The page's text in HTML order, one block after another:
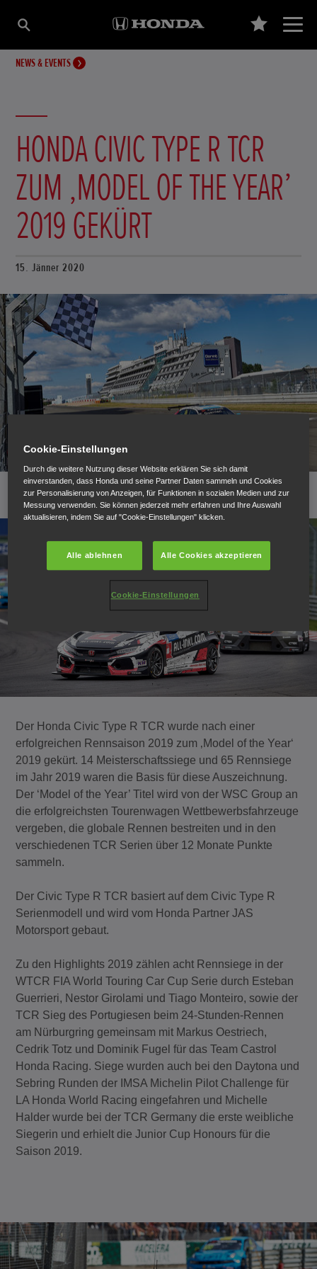
NEWS & EVENTS
HONDA CIVIC TYPE R TCR
ZUM ‚MODEL OF THE YEAR’
2019 GEKÜRT
15. Jänner 2020
Der Honda Civic Type R TCR wurde nach einer
erfolgreichen Rennsaison 2019 zum ‚Model of the Year‘
2019 gekürt. 14 Meisterschaftssiege und 65 Rennsiege
im Jahr 2019 waren die Basis für diese Auszeichnung.
Der ‘Model of the Year’ Titel wird von der WSC Group an
die erfolgreichsten Tourenwagen Wettbewerbsfahrzeuge
vergeben, die globale Rennen bestreiten und in den
verschiedenen TCR Serien über 12 Monate Punkte
sammeln.
Der Civic Type R TCR basiert auf dem Civic Type R
Serienmodell und wird vom Honda Partner JAS
Motorsport gebaut.
Zu den Highlights 2019 zählen acht Rennsiege in der
WTCR FIA World Touring Car Cup Serie durch Esteban
Guerrieri, Nestor Girolami und Tiago Monteiro, sowie der
TCR Sieg des Portugiesen beim 24-Stunden-Rennen
am Nürburgring gemeinsam mit Markus Oestriech,
Cedrik Totz und Dominik Fugel für das Team Castrol
Honda Racing. Siege wurden auch bei den Daytona und
Sebring Runden der IMSA Michelin Pilot Challenge für
LA Honda World Racing eingefahren und Michelle
Halder wurde bei der TCR Germany die erste weibliche
Siegerin und erhielt die Junior Cup Honours für die
Saison 2019.
Cookie-Einstellungen
Durch die weitere Nutzung dieser Website erklären Sie sich damit
einverstanden, dass Honda und seine Partner Daten sammeln und Cookies
zur Personalisierung von Anzeigen, für Funktionen in sozialen Medien und zur
Messung verwenden. Sie können jederzeit mehr erfahren und Ihre Auswahl
aktualisieren, indem Sie auf "Cookie-Einstellungen" klicken.
Alle ablehnen Alle Cookies akzeptieren
Cookie-Einstellungen